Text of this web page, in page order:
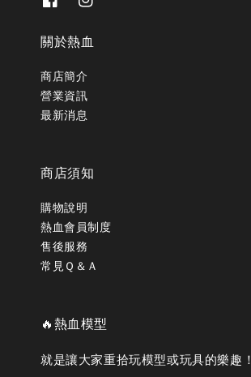
關於熱血
商店簡介
營業資訊
最新消息
商店須知
購物說明
熱血會員制度
售後服務
常見Ｑ＆Ａ
🔥熱血模型
就是讓大家重拾玩模型或玩具的樂趣！